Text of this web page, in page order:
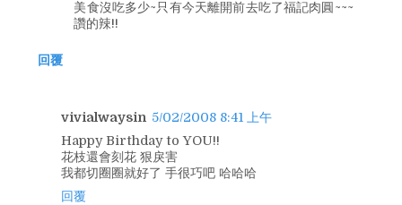
美食沒吃多少~只有今天離開前去吃了福記肉圓~~~
讚的辣!!
回覆
vivialwaysin 5/02/2008 8:41 上午
Happy Birthday to YOU!!
花枝還會刻花 狠戾害
我都切圈圈就好了 手很巧吧 哈哈哈
回覆